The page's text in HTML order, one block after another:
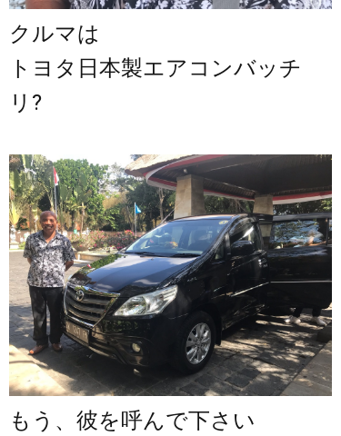
クルマは
トヨタ日本製エアコンバッチ
リ?
もう、彼を呼んで下さい